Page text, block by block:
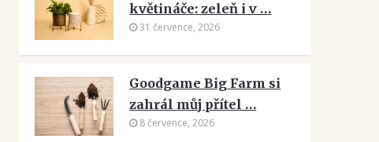
květináče: zeleň i v …
31 července, 2026
Goodgame Big Farm si
zahrál můj přítel …
8 července, 2026